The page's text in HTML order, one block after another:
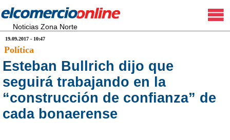
Noticias Zona Norte
19.09.2017 - 10:47
Política
Esteban Bullrich dijo que
seguirá trabajando en la
“construcción de confianza” de
cada bonaerense